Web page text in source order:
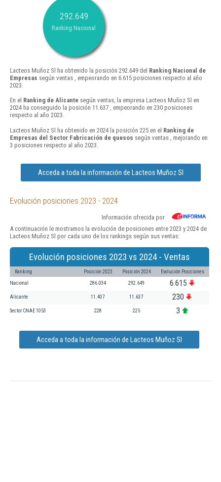
292.649
Ranking Nacional
Lacteos Muñoz Sl ha obtenido la posición 292.649 del Ranking Nacional de
Empresas según ventas , empeorando en 6.615 posiciones respecto al año
2023.
En el Ranking de Alicante según ventas, la empresa Lacteos Muñoz Sl en
2024 ha conseguido la posición 11.637 , empeorando en 230 posiciones
respecto al año 2023.
Lacteos Muñoz Sl ha obtenido en 2024 la posición 225 en el Ranking de
Empresas del Sector Fabricación de quesos según ventas , mejorando en
3 posiciones respecto al año 2023.
Acceda a toda la información de Lacteos Muñoz Sl
Evolución posiciones 2023 - 2024
Información ofrecida por
A continuación le mostramos la evolución de posiciones entre 2023 y 2024 de
Lacteos Muñoz Sl por cada uno de los rankings según sus ventas:
Evolución posiciones 2023 vs 2024 - Ventas
Ranking Posición 2023 Posición 2024 Evolución Posiciones
Nacional 286.034 292.649 6.615
Alicante 11.407 11.637 230
Sector CNAE 1053 228 225 3
Acceda a toda la información de Lacteos Muñoz Sl